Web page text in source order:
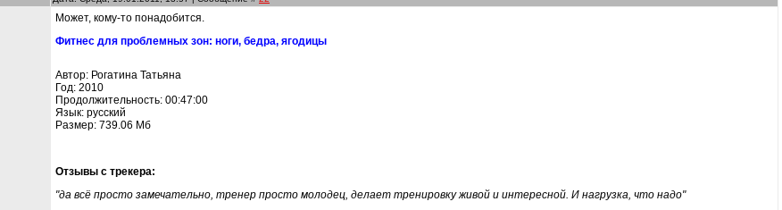
Может, кому-то понадобится.
Фитнес для проблемных зон: ноги, бедра, ягодицы
Автор: Рогатина Татьяна
Год: 2010
Продолжительность: 00:47:00
Язык: русский
Размер: 739.06 Мб
Отзывы с трекера:
"да всё просто замечательно, тренер просто молодец, делает тренировку живой и интересной. И нагрузка, что надо"